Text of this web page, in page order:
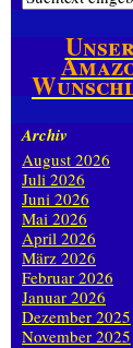
Archiv
August 2026
Juli 2026
Juni 2026
Mai 2026
April 2026
März 2026
Februar 2026
Januar 2026
Dezember 2025
November 2025